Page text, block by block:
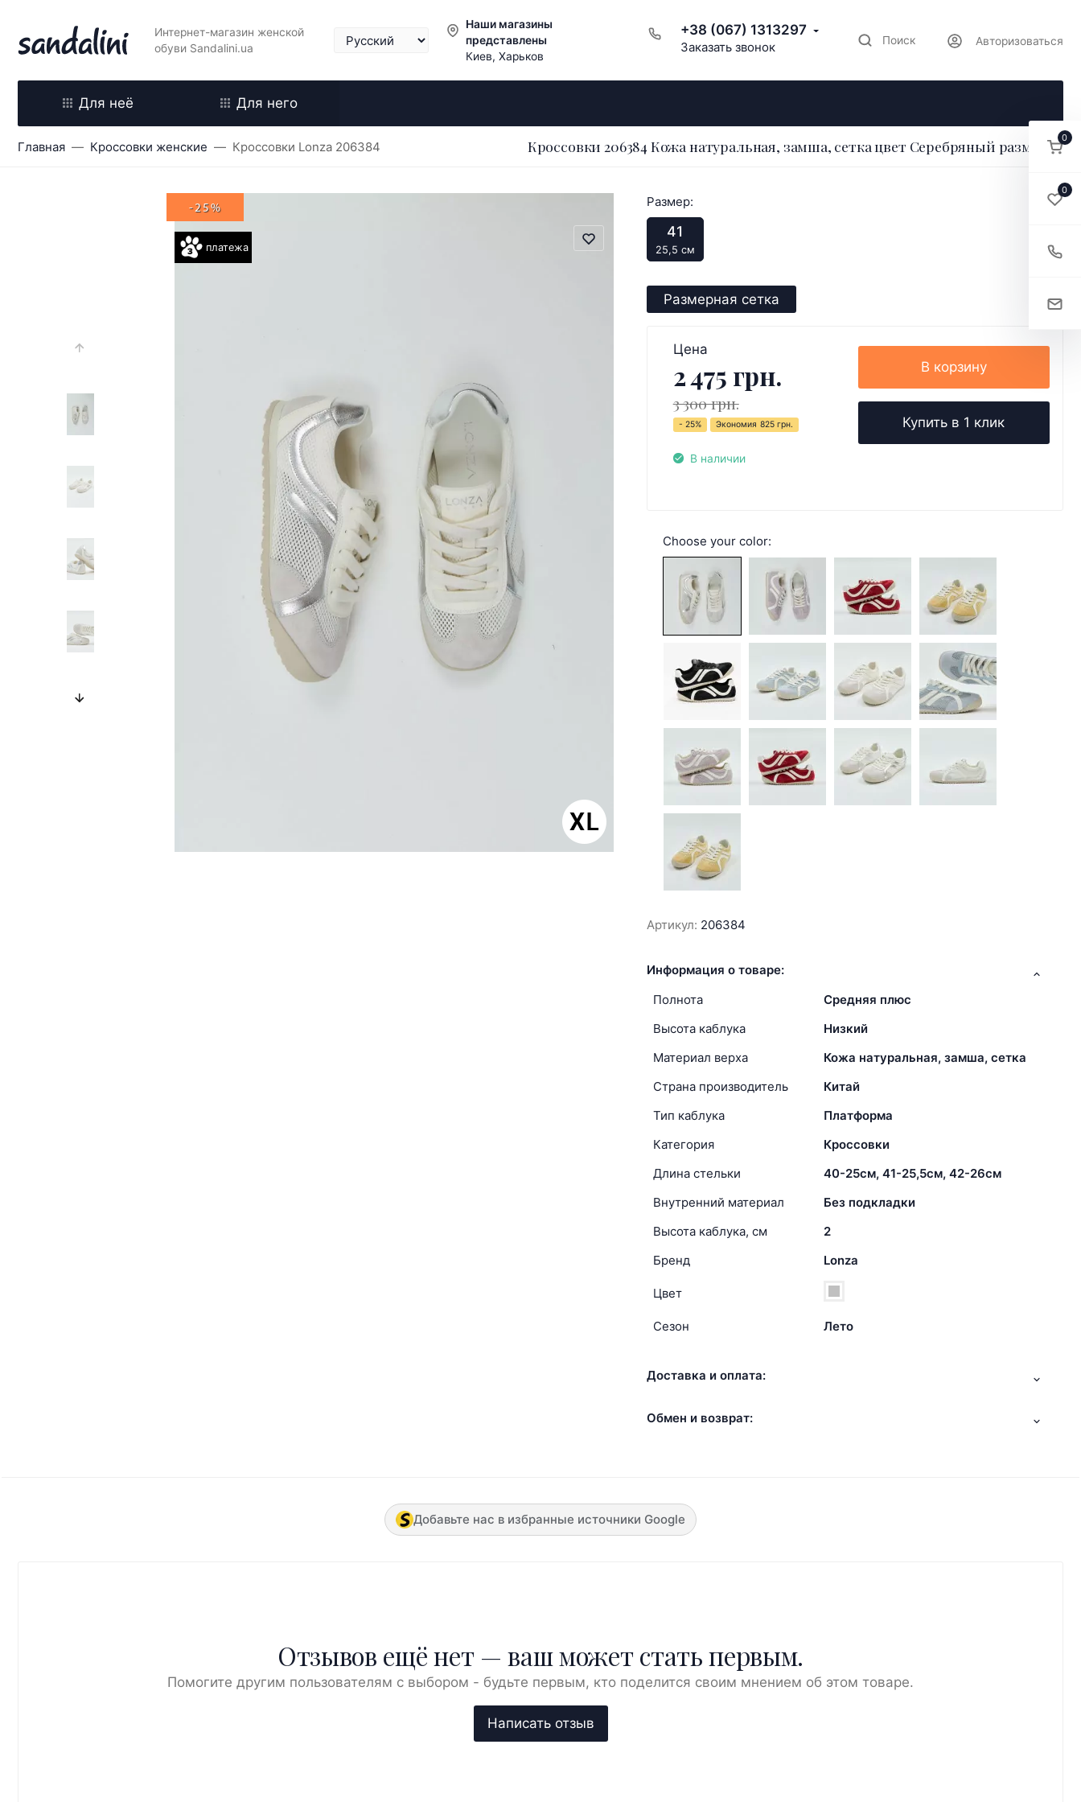
Интернет-магазин женской
обуви Sandalini.ua
Наши магазины
представлены
Киев, Харьков
+38 (067) 1313297
Заказать звонок Поиск Авторизоваться
Для неё Для него
Главная Кроссовки женские Кроссовки Lonza 206384 Кроссовки 206384 Кожа натуральная, замша, сетка цвет Серебряный размер 41
платежа
-25% Размер:
41
25,5 см
Размерная сетка
Цена
2 475 грн.
3 300 грн.
- 25% Экономия 825 грн.
В наличии
В корзину
Купить в 1 клик
Choose your color:
Артикул: 206384
Информация о товаре:
Полнота
Средняя плюс
Высота каблука
Низкий
Материал верха
Кожа натуральная, замша, сетка
Страна производитель
Китай
Тип каблука
Платформа
Категория
Кроссовки
Длина стельки
40-25см, 41-25,5см, 42-26см
Внутренний материал
Без подкладки
Высота каблука, см
2
Бренд
Lonza
Цвет
Сезон Лето
Доставка и оплата:
Обмен и возврат:
Добавьте нас в избранные источники Google
Отзывов ещё нет — ваш может стать первым.
Помогите другим пользователям с выбором - будьте первым, кто поделится своим мнением об этом товаре.
0
0